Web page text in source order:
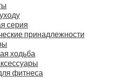
серия
принадлежности
ходьба
фитнеса